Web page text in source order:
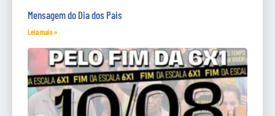
Mensagem do Dia dos Pais
Leia mais »